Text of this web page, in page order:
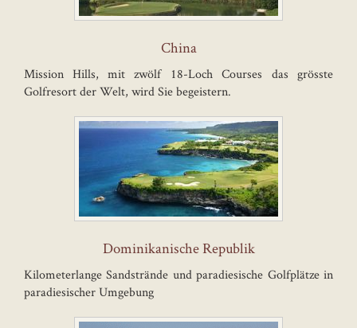
China
Mission Hills, mit zwölf 18-Loch Courses das grösste
Golfresort der Welt, wird Sie begeistern.
Dominikanische Republik
Kilometerlange Sandstrände und paradiesische Golfplätze in
paradiesischer Umgebung